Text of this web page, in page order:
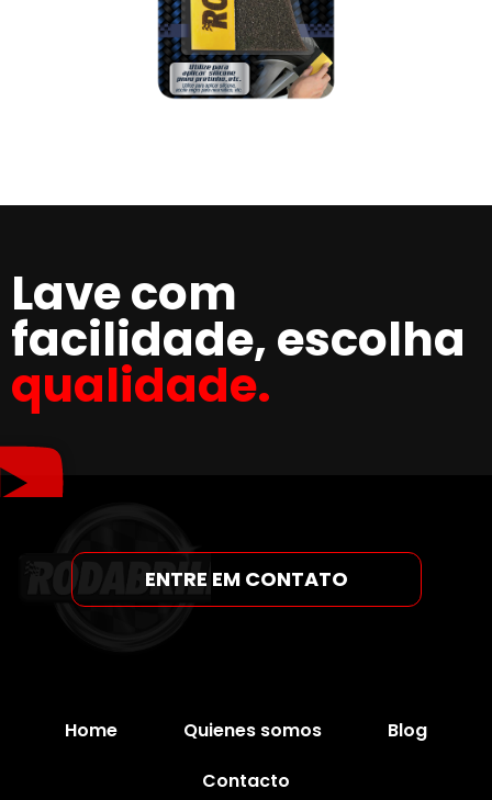
Lave com
facilidade, escolha
qualidade.
ENTRE EM CONTATO
Home Quienes somos
Blog
Contacto